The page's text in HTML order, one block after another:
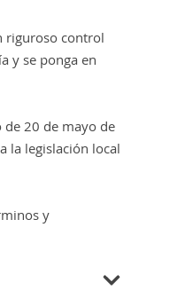
riguroso control
y se ponga en
20 de mayo de
la legislación local
y